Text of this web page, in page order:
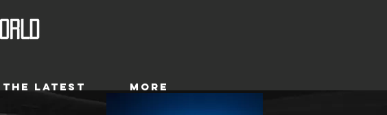
THE LATEST More